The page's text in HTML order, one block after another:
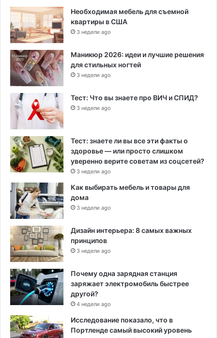
Необходимая мебель для съемной
квартиры в США
3 недели ago
Маникюр 2026: идеи и лучшие решения
для стильных ногтей
3 недели ago
Тест: Что вы знаете про ВИЧ и СПИД?
3 недели ago
Тест: знаете ли вы все эти факты о
здоровье — или просто слишком
уверенно верите советам из соцсетей?
3 недели ago
Как выбирать мебель и товары для
дома
3 недели ago
Дизайн интерьера: 8 самых важных
принципов
3 недели ago
Почему одна зарядная станция
заряжает электромобиль быстрее
другой?
4 недели ago
Исследование показало, что в
Портленде самый высокий уровень